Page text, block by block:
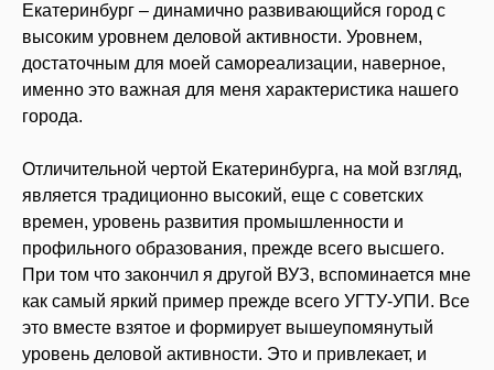
Екатеринбург – динамично развивающийся город с
высоким уровнем деловой активности. Уровнем,
достаточным для моей самореализации, наверное,
именно это важная для меня характеристика нашего
города.
Отличительной чертой Екатеринбурга, на мой взгляд,
является традиционно высокий, еще с советских
времен, уровень развития промышленности и
профильного образования, прежде всего высшего.
При том что закончил я другой ВУЗ, вспоминается мне
как самый яркий пример прежде всего УГТУ-УПИ. Все
это вместе взятое и формирует вышеупомянутый
уровень деловой активности. Это и привлекает, и